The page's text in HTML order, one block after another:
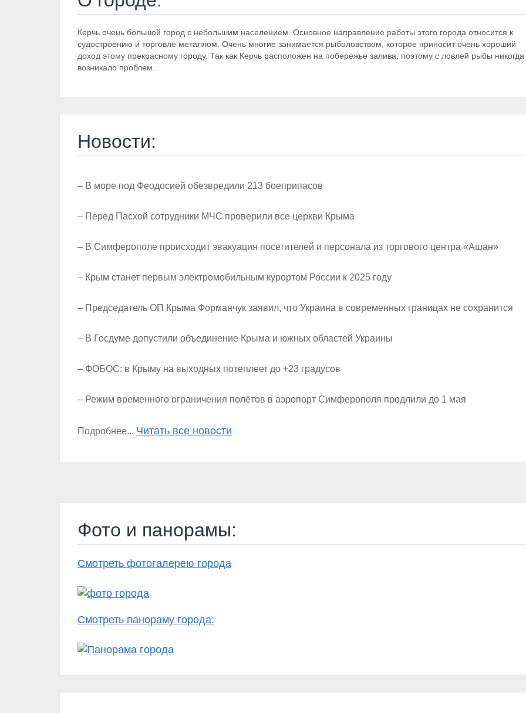
Керчь очень большой город с небольшим населением. Основное направление работы этого города относится к
судостроению и торговле металлом. Очень многие занимается рыболовством, которое приносит очень хороший
доход этому прекрасному городу. Так как Керчь расположен на побережье залива, поэтому с ловлей рыбы
возникало проблем.
Новости:
– В море под Феодосией обезвредили 213 боеприпасов
– Перед Пасхой сотрудники МЧС проверили все церкви Крыма
– В Симферополе происходит эвакуация посетителей и персонала из торгового центра «Ашан»
– Крым станет первым электромобильным курортом России к 2025 году
– Председатель ОП Крыма Форманчук заявил, что Украина в современных границах не сохранится
– В Госдуме допустили объединение Крыма и южных областей Украины
– ФОБОС: в Крыму на выходных потеплеет до +23 градусов
– Режим временного ограничения полётов в аэропорт Симферополя продлили до 1 мая
Подробнее... Читать все новости
Фото и панорамы:
Смотреть фотогалерею города
Смотреть панораму города: